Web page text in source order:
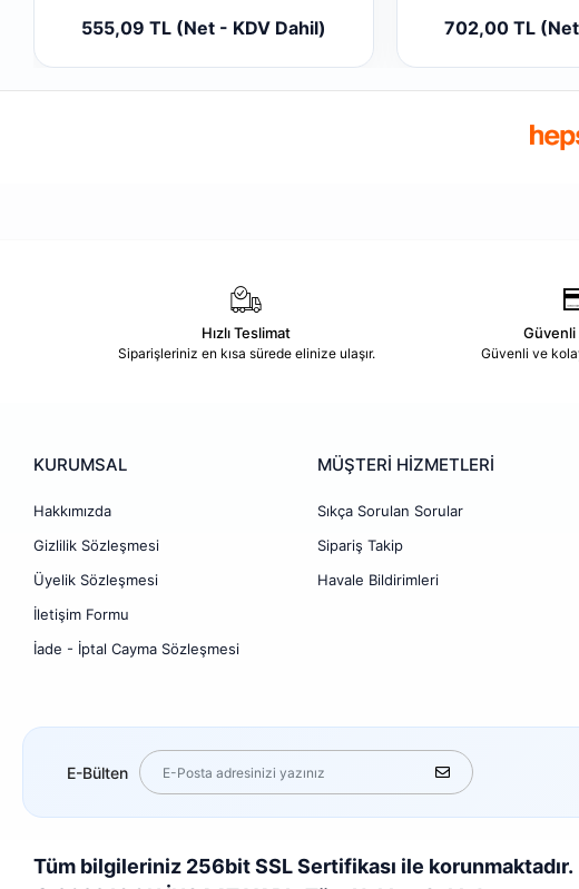
555,09 TL (Net - KDV Dahil) 702,00 TL
Hızlı Teslimat
Siparişleriniz en kısa sürede elinize ulaşır.
Güvenli
Güvenli ve
KURUMSAL
Hakkımızda
Gizlilik Sözleşmesi
Üyelik Sözleşmesi
İletişim Formu
İade - İptal Cayma Sözleşmesi
MÜŞTERİ HİZMETLERİ
Sıkça Sorulan Sorular
Sipariş Takip
Havale Bildirimleri
E-Bülten
Tüm bilgileriniz 256bit SSL Sertifikası ile korunmaktadır.